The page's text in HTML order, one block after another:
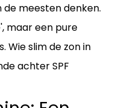
meesten denken.
maar een pure
Wie slim de zon in
achter SPF